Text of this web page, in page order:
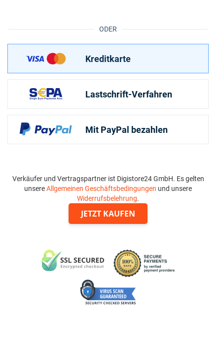
ODER
Kreditkarte
Lastschrift-Verfahren
Mit PayPal bezahlen
Verkäufer und Vertragspartner ist Digistore24 GmbH. Es gelten
unsereAllgemeinen Geschäftsbedingungen und unsere
Widerrufsbelehrung.
JETZT KAUFEN